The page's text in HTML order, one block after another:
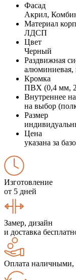
Фасад
Акрил,
Материал
ЛДСП
Цвет
Черный
Раздвижная
алюминиевая,
Кромка
ПВХ (0,4 мм,
Внутреннее
на выбор
Размер
Цена
указана за
Изготовление
от 5 дней
Замер, дизайн
и доставка
Оплата наличными,